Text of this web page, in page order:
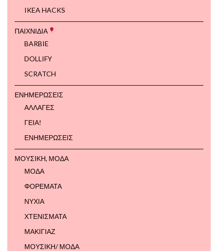
IKEA HACKS
ΠΑΙΧΝΙΔΙΑ
BARBIE
DOLLIFY
SCRATCH
ΕΝΗΜΕΡΩΣΕΙΣ
ΑΛΛΑΓΕΣ
ΓΕΙΑ!
ΕΝΗΜΕΡΩΣΕΙΣ
ΜΟΥΣΙΚΗ, ΜΟΔΑ
ΜΟΔΑ
ΦΟΡΕΜΑΤΑ
ΝΥΧΙΑ
ΧΤΕΝΙΣΜΑΤΑ
ΜΑΚΙΓΙΑΖ
ΜΟΥΣΙΚΗ/ ΜΟΔΑ